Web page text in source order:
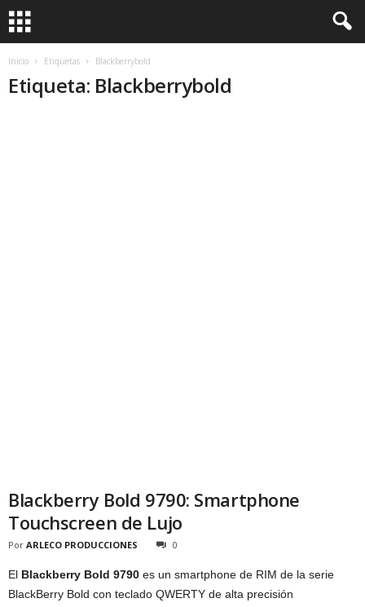
Inicio Etiquetas Blackberrybold
Etiqueta: Blackberrybold
Blackberry Bold 9790: Smartphone
Touchscreen de Lujo
Por ARLECO PRODUCCIONES 0
El Blackberry Bold 9790 es un smartphone de RIM de la serie
BlackBerry Bold con teclado QWERTY de alta precisión